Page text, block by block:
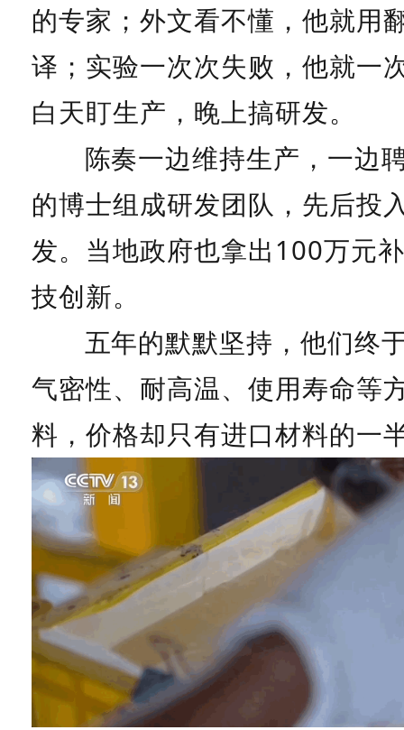
的专家；外文看不懂，他就用
译；实验一次次失败，他就一
白天盯生产，晚上搞研发。
陈奏一边维持生产，一边
的博士组成研发团队，先后投
发。当地政府也拿出100万元
技创新。
五年的默默坚持，他们终
气密性、耐高温、使用寿命等
料，价格却只有进口材料的一